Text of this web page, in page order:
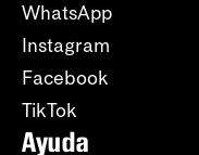
WhatsApp
Instagram
Facebook
TikTok
Ayuda